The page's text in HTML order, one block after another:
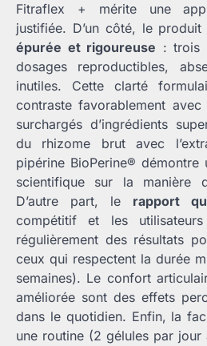
Fitraflex + mérite une
justifiée. D’un côté, le
épurée et rigoureuse : trois
dosages reproductibles,
inutiles. Cette clarté
contraste favorablement avec
surchargés d’ingrédients
du rhizome brut avec
pipérine BioPerine®
scientifique sur la manière
D’autre part, le rapport
compétitif et les
régulièrement des résultats
ceux qui respectent la durée
semaines). Le confort
améliorée sont des effets
dans le quotidien. Enfin, la
une routine (2 gélules par jour